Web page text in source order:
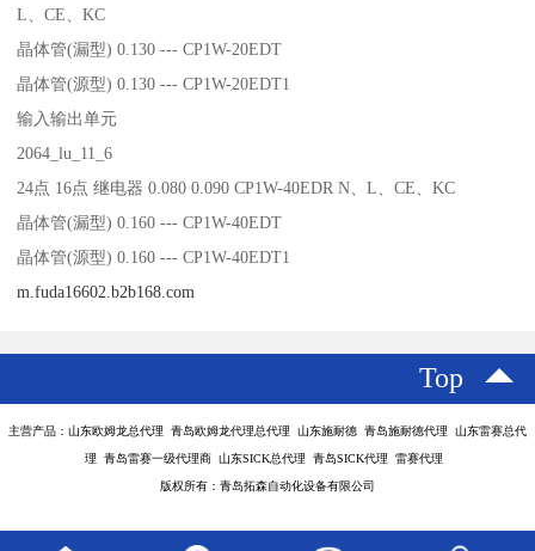
L、CE、KC
晶体管(漏型) 0.130 --- CP1W-20EDT
晶体管(源型) 0.130 --- CP1W-20EDT1
输入输出单元
2064_lu_11_6
24点 16点 继电器 0.080 0.090 CP1W-40EDR N、L、CE、KC
晶体管(漏型) 0.160 --- CP1W-40EDT
晶体管(源型) 0.160 --- CP1W-40EDT1
m.fuda16602.b2b168.com
Top
主营产品：山东欧姆龙总代理 青岛欧姆龙代理总代理 山东施耐德 青岛施耐德代理 山东雷赛总代
理 青岛雷赛一级代理商 山东SICK总代理 青岛SICK代理 雷赛代理
版权所有：青岛拓森自动化设备有限公司